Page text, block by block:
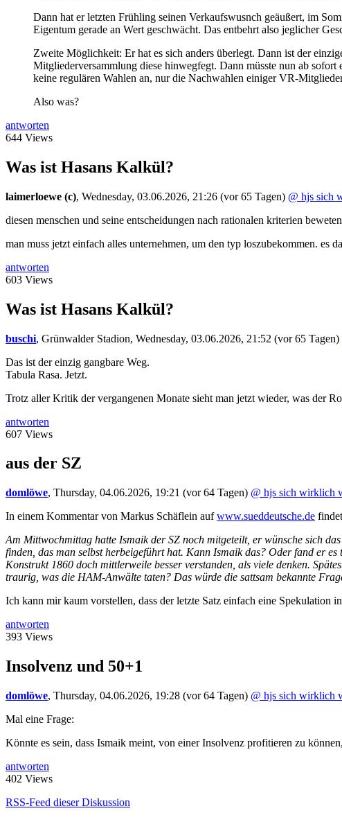
Dann hat er letzten Frühling seinen Verkaufswusnch geäußert, im
Eigentum gerade an Wert geschwächt. Das entbehrt also jeglicher
Zweite Möglichkeit: Er hat es sich anders überlegt. Dann ist der
Mitgliederversammlung diese hinwegfegt. Dann müsste nun ab sofort
keine regulären Wahlen an, nur die Nachwahlen einiger VR-
Also was?
antworten
644 Views
Was ist Hasans Kalkül?
laimerloewe (c), Wednesday, 03.06.2026, 21:26 (vor 65 Tagen) @ hjs sich
diesen menschen und seine entscheidungen nach rationalen kriterien
man muss jetzt einfach alles unternehmen, um den typ loszubekommen. es
antworten
603 Views
Was ist Hasans Kalkül?
buschi, Grünwalder Stadion, Wednesday, 03.06.2026, 21:52 (vor 65 Tagen)
Das ist der einzig gangbare Weg.
Tabula Rasa. Jetzt.
Trotz aller Kritik der vergangenen Monate sieht man jetzt wieder, was der
antworten
607 Views
aus der SZ
domlöwe, Thursday, 04.06.2026, 19:21 (vor 64 Tagen) @ hjs sich wirklich
In einem Kommentar von Markus Schäflein aufwww.sueddeutsche.de
Am Mittwochmittag hatte Ismaik der SZ noch mitgeteilt, er wünsche sich
finden, das man selbst herbeigeführt hat. Kann Ismaik das? Oder fand er
Konstrukt 1860 doch mittlerweile besser verstanden, als viele denken.
traurig, was die HAM-Anwälte taten? Das würde die sattsam bekannte
Ich kann mir kaum vorstellen, dass der letzte Satz einfach eine Spekulation
antworten
393 Views
Insolvenz und 50+1
domlöwe, Thursday, 04.06.2026, 19:28 (vor 64 Tagen) @ hjs sich wirklich
Mal eine Frage:
Könnte es sein, dass Ismaik meint, von einer Insolvenz profitieren zu
antworten
402 Views
RSS-Feed dieser Diskussion